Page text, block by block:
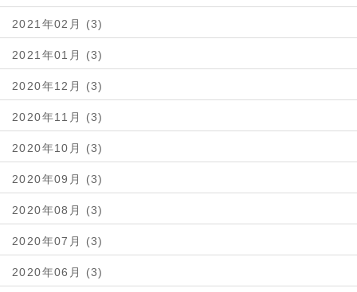
2021年02月 (3)
2021年01月 (3)
2020年12月 (3)
2020年11月 (3)
2020年10月 (3)
2020年09月 (3)
2020年08月 (3)
2020年07月 (3)
2020年06月 (3)